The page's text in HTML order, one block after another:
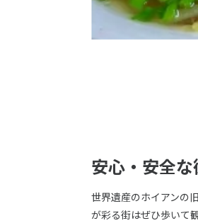
安心・安全な
世界遺産のホイアンの
が彩る街はぜひ歩いて